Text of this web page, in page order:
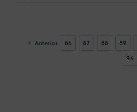
Anterior 86 87 88 89
94